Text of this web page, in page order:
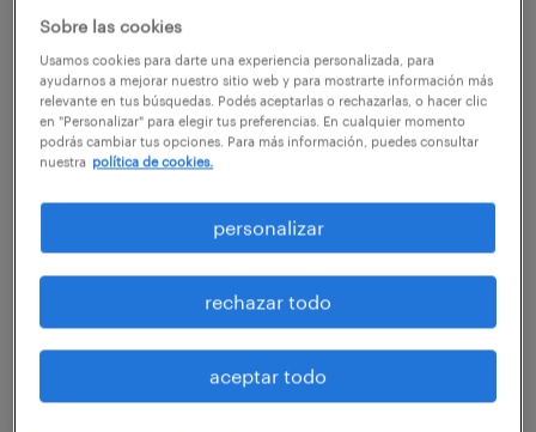
manera en la que nos expresamos.
Todos de alguna manera parecemos expertos
en boicotear conversaciones, incluyendo en
nuestras respuestas palabras sin sentido o
una y otra vez, y que no aportan en nada a la
Muchas veces, estos modismos generan en
transmitiendo poco profesionalismo,
insolvencia, inseguridad, falta de
Sobre las cookies
Usamos cookies para darte una experiencia personalizada, para
ayudarnos a mejorar nuestro sitio web y para mostrarte información más
relevante en tus búsquedas. Podés aceptarlas o rechazarlas, o hacer clic
en "Personalizar" para elegir tus preferencias. En cualquier momento
podrás cambiar tus opciones. Para más información, puedes consultar
nuestra política de cookies.
personalizar
rechazar todo
aceptar todo